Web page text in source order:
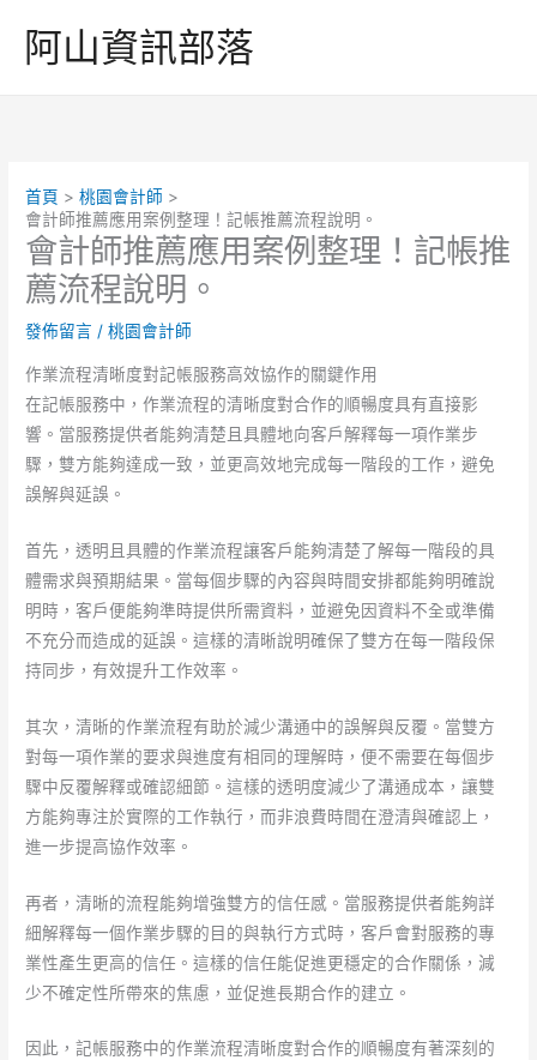
阿山資訊部落
首頁
桃園會計師
會計師推薦應用案例整理！記帳推薦流程說明。
會計師推薦應用案例整理！記帳推
薦流程說明。
發佈留言 /桃園會計師
作業流程清晰度對記帳服務高效協作的關鍵作用
在記帳服務中，作業流程的清晰度對合作的順暢度具有直接影
響。當服務提供者能夠清楚且具體地向客戶解釋每一項作業步
驟，雙方能夠達成一致，並更高效地完成每一階段的工作，避免
誤解與延誤。
首先，透明且具體的作業流程讓客戶能夠清楚了解每一階段的具
體需求與預期結果。當每個步驟的內容與時間安排都能夠明確說
明時，客戶便能夠準時提供所需資料，並避免因資料不全或準備
不充分而造成的延誤。這樣的清晰說明確保了雙方在每一階段保
持同步，有效提升工作效率。
其次，清晰的作業流程有助於減少溝通中的誤解與反覆。當雙方
對每一項作業的要求與進度有相同的理解時，便不需要在每個步
驟中反覆解釋或確認細節。這樣的透明度減少了溝通成本，讓雙
方能夠專注於實際的工作執行，而非浪費時間在澄清與確認上，
進一步提高協作效率。
再者，清晰的流程能夠增強雙方的信任感。當服務提供者能夠詳
細解釋每一個作業步驟的目的與執行方式時，客戶會對服務的專
業性產生更高的信任。這樣的信任能促進更穩定的合作關係，減
少不確定性所帶來的焦慮，並促進長期合作的建立。
因此，記帳服務中的作業流程清晰度對合作的順暢度有著深刻的